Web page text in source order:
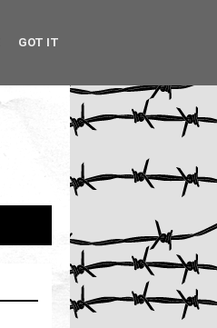
GOT IT